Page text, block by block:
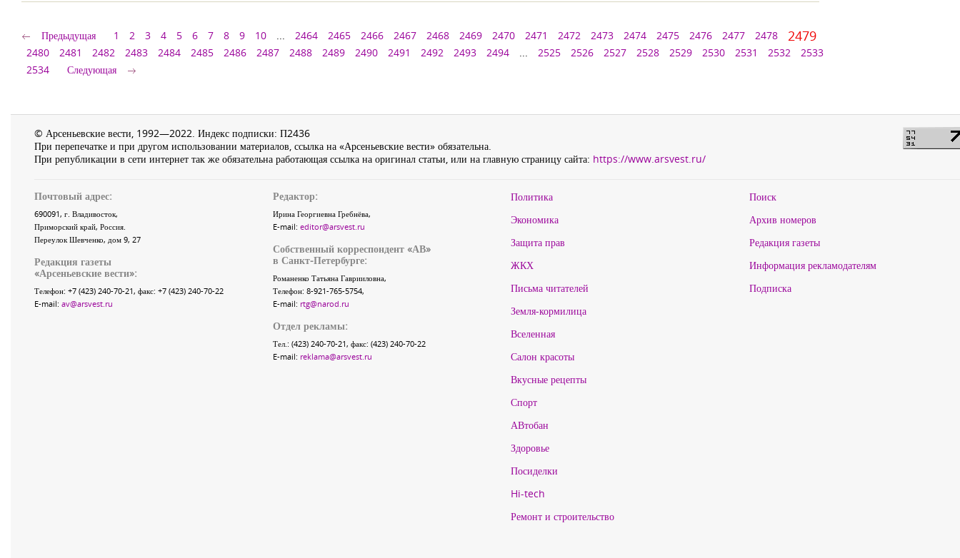
Предыдущая 1 2 3 4 5 6 7 8 9 10 ... 2464 2465 2466 2467 2468 2469 2470 2471 2472 2473 2474 2475 2476 2477 2478 2479
2480 2481 2482 2483 2484 2485 2486 2487 2488 2489 2490 2491 2492 2493 2494 ... 2525 2526 2527 2528 2529 2530 2531 2532
2533
2534
Следующая
© Арсеньевские вести, 1992—2022. Индекс подписки: П2436
При перепечатке и при другом использовании материалов, ссылка на «Арсеньевские вести» обязательна.
При републикации в сети интернет так же обязательна работающая ссылка на оригинал статьи, или на главную страницу сайта: https://www.arsvest.ru/
Почтовый адрес:
690091, г. Владивосток,
Приморский край, Россия.
Переулок Шевченко, дом 9, 27
Редакция газеты
«Арсеньевские вести»:
Телефон: +7 (423) 240-70-21, факс: +7 (423) 240-70-22
E-mail: av@arsvest.ru
Редактор:
Ирина Георгиевна Гребнёва,
E-mail: editor@arsvest.ru
Собственный корреспондент «АВ»
в Санкт-Петербурге:
Романенко Татьяна Гаврииловна,
Телефон: 8-921-765-5754,
E-mail: rtg@narod.ru
Отдел рекламы:
Тел.: (423) 240-70-21, факс: (423) 240-70-22
E-mail: reklama@arsvest.ru
Политика
Экономика
Защита прав
ЖКХ
Письма читателей
Земля-кормилица
Вселенная
Салон красоты
Вкусные рецепты
Спорт
АВтобан
Здоровье
Посиделки
Hi-tech
Ремонт и строительство
Поиск
Архив номеров
Редакция газеты
Информация рекламодателям
Подписка